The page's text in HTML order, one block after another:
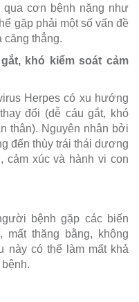
cơn bệnh nặng như
gặp phải một số vấn đề
căng thẳng.
khó kiểm soát cảm
Herpes có xu hướng
đổi (dễ cáu gắt, khó
thân). Nguyên nhân bởi
đến thùy trái thái dương
cảm xúc và hành vi con
bệnh gặp các biến
thăng bằng, không
này có thể làm mất khả